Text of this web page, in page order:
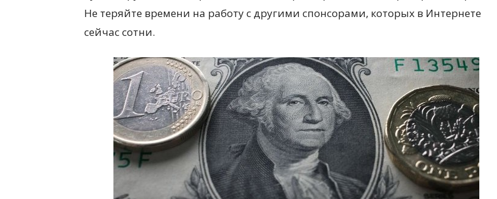
Не теряйте времени на работу с другими спонсорами, которых в Интернете
сейчас сотни.